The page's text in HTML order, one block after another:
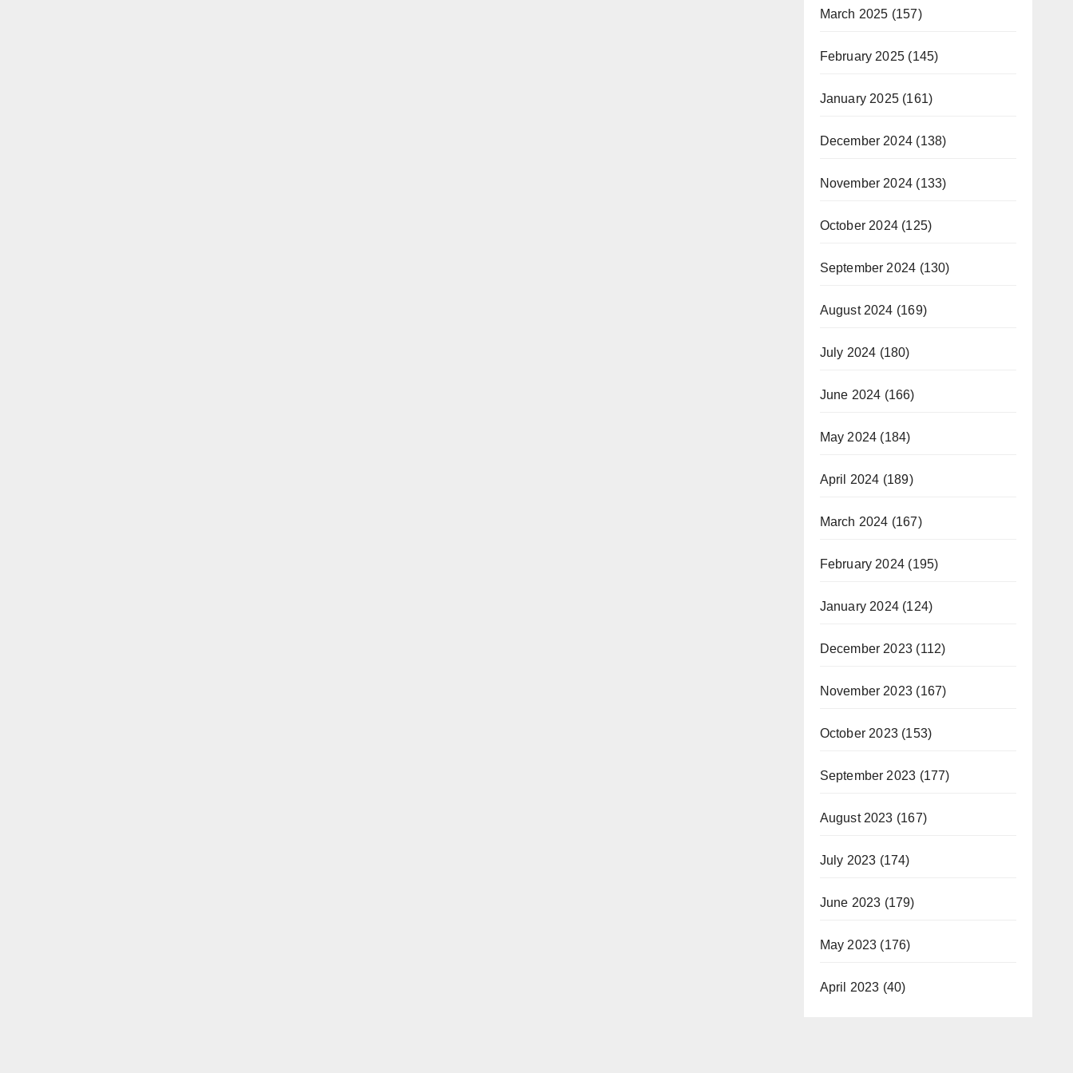
March 2025 (157)
February 2025 (145)
January 2025(161)
December 2024 (138)
November 2024 (133)
October 2024(125)
September 2024 (130)
August 2024 (169)
July 2024 (180)
June 2024 (166)
May 2024 (184)
April 2024 (189)
March 2024 (167)
February 2024 (195)
January 2024(124)
December 2023 (112)
November 2023 (167)
October 2023(153)
September 2023 (177)
August 2023 (167)
July 2023 (174)
June 2023 (179)
May 2023 (176)
April 2023 (40)